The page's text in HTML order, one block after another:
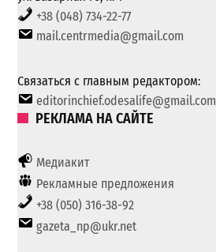
+38 (048) 734-22-77
mail.centrmedia@gmail.com
Связаться с главным редактором:
editorinchief.odesalife@gmail.com
РЕКЛАМА НА САЙТЕ
Медиакит
Рекламные предложения
+38 (050) 316-38-92
gazeta_np@ukr.net